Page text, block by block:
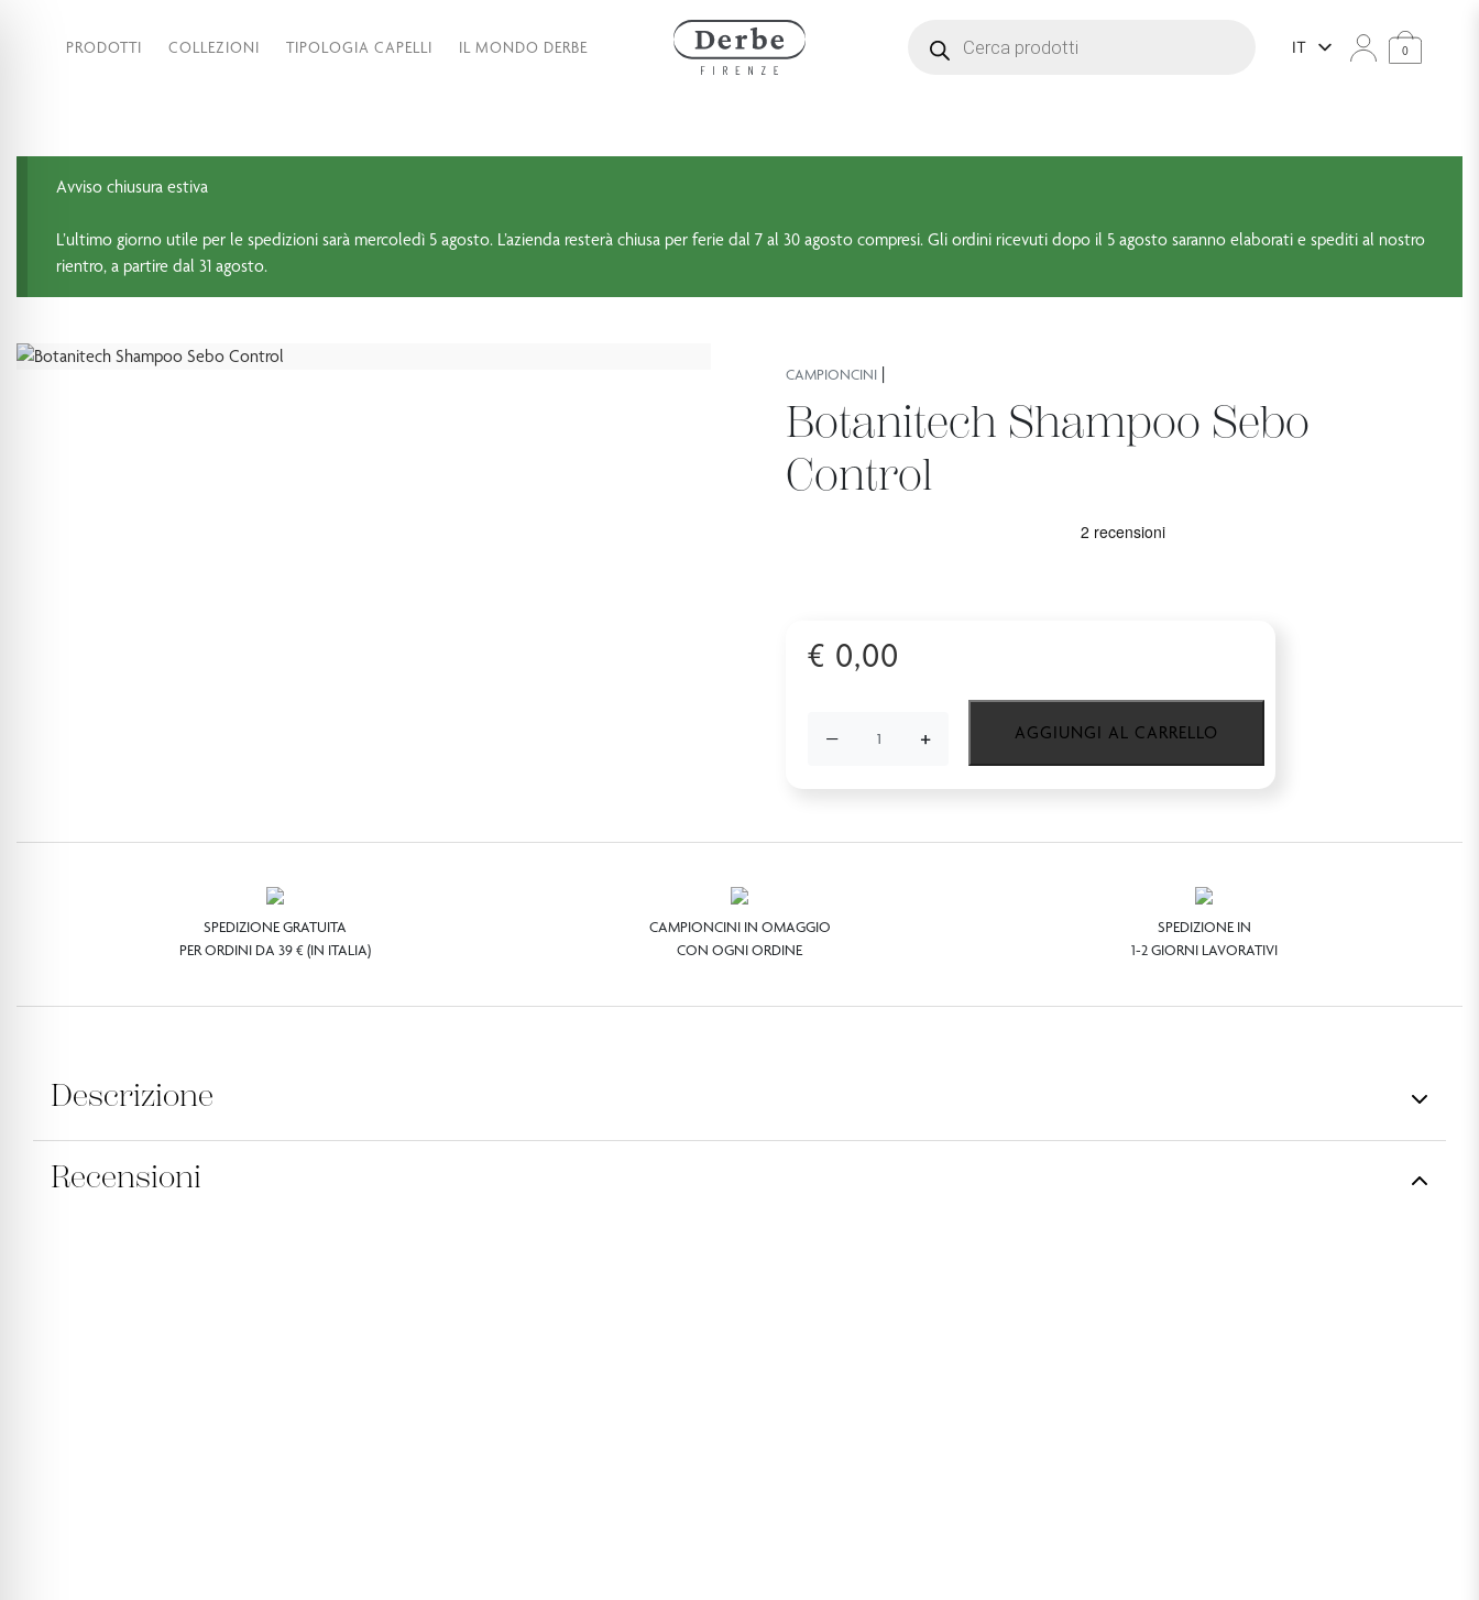
PRODOTTI COLLEZIONI TIPOLOGIA CAPELLI IL MONDO DERBE IT 0
Avviso chiusura estiva
L’ultimo giorno utile per le spedizioni sarà mercoledì 5 agosto. L’azienda resterà chiusa per ferie dal 7 al 30 agosto compresi. Gli ordini ricevuti dopo il 5 agosto saranno elaborati e spediti al nostro
rientro, a partire dal 31 agosto.
CAMPIONCINI |
Botanitech Shampoo Sebo
Control
€ 0,00
− + AGGIUNGI AL CARRELLO
SPEDIZIONE GRATUITA
PER ORDINI DA 39 € (IN ITALIA)
CAMPIONCINI IN OMAGGIO
CON OGNI ORDINE
SPEDIZIONE IN
1-2 GIORNI LAVORATIVI
Descrizione
Recensioni